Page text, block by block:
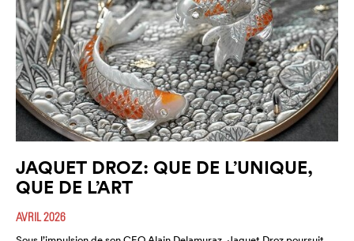
JAQUET DROZ: QUE DE L’UNIQUE,
QUE DE L’ART
AVRIL 2026